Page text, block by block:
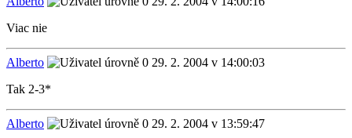
Viac nie
Alberto
29. 2. 2004 v 14:00:03
Tak 2-3*
Alberto
29. 2. 2004 v 13:59:47